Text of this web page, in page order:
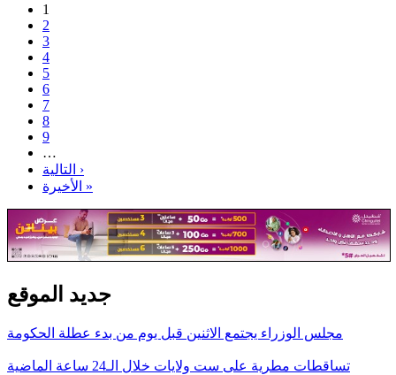
1
2
3
4
5
6
7
8
9
…
التالية ›
الأخيرة »
جديد الموقع
مجلس الوزراء يجتمع الاثنين قبل يوم من بدء عطلة الحكومة
تساقطات مطرية على ست ولايات خلال الـ24 ساعة الماضية